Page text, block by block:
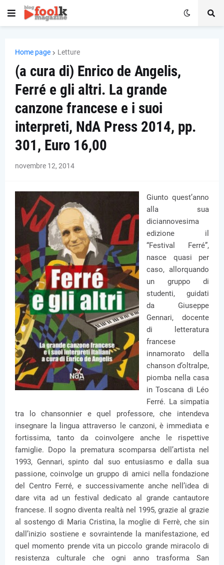
Home page Letture
(a cura di) Enrico de Angelis,
Ferré e gli altri. La grande
canzone francese e i suoi
interpreti, NdA Press 2014, pp.
301, Euro 16,00
novembre 12, 2014
Giunto quest’anno
alla sua
diciannovesima
edizione il
“Festival Ferré”,
nasce quasi per
caso, allorquando
un gruppo di
studenti, guidati
da Giuseppe
Gennari, docente
di letteratura
francese
innamorato della
chanson d’oltralpe,
piomba nella casa
in Toscana di Léo
Ferré. La simpatia
tra lo chansonnier e quel professore, che intendeva
insegnare la lingua attraverso le canzoni, è immediata e
fortissima, tanto da coinvolgere anche le rispettive
famiglie. Dopo la prematura scomparsa dell’artista nel
1993, Gennari, spinto dal suo entusiasmo e dalla sua
passione, coinvolge un gruppo di amici nella fondazione
del Centro Ferré, e successivamente anche nell’idea di
dare vita ad un festival dedicato al grande cantautore
francese. Il sogno diventa realtà nel 1995, grazie al grazie
al sostengo di Maria Cristina, la moglie di Ferrè, che sin
dall’inizio sostiene e sovraintende la manifestazione, ed
quel momento prende vita un piccolo grande miracolo di
resistenza culturale che ogni anno trasforma San